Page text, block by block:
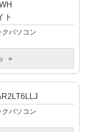
ト
クパソコン
クパソコン